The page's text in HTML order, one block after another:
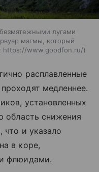
лугами
магмы, который
https://www.goodfon.ru/
расплавленные
медленнее.
установленных
область снижения
что и указало
в коре,
флюидами.